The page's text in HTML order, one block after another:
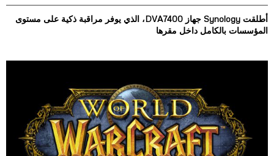
أطلقت Synology جهاز DVA7400، الذي يوفر مراقبة ذكية على مستوى
المؤسسات بالكامل داخل مقرها